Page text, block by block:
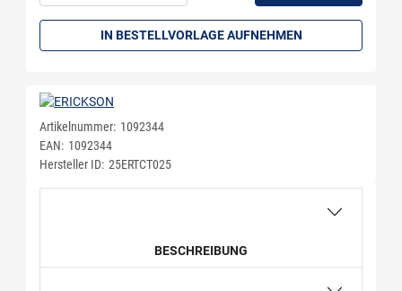
IN BESTELLVORLAGE AUFNEHMEN
Artikelnummer: 1092344
EAN: 1092344
Hersteller ID: 25ERTCT025
BESCHREIBUNG